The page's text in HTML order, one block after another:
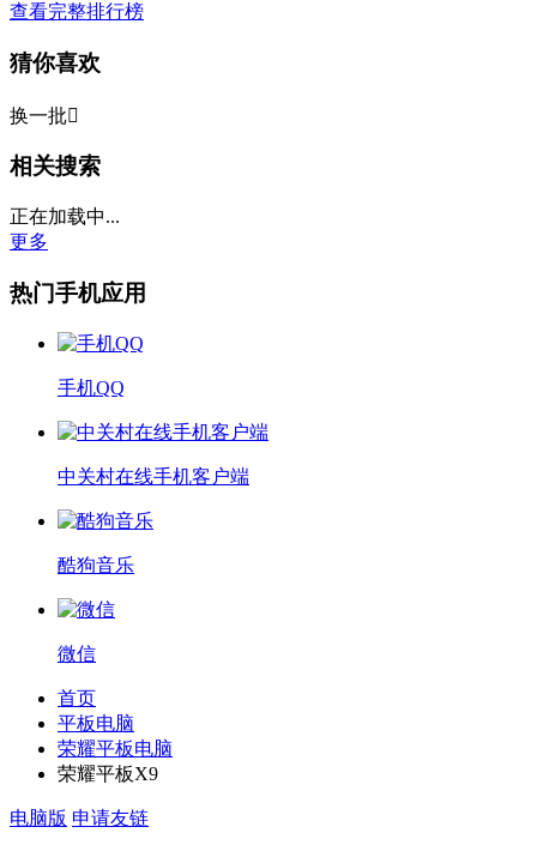
查看完整排行榜
猜你喜欢
换一批
相关搜索
正在加载中...
更多
热门手机应用
手机QQ
中关村在线手机客户端
酷狗音乐
微信
首页
平板电脑
荣耀平板电脑
荣耀平板X9
电脑版 申请友链